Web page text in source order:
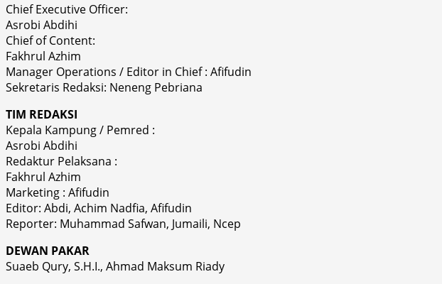
Chief Executive Officer:
Asrobi Abdihi
Chief of Content:
Fakhrul Azhim
Manager Operations / Editor in Chief : Afifudin
Sekretaris Redaksi: Neneng Pebriana
TIM REDAKSI
Kepala Kampung / Pemred :
Asrobi Abdihi
Redaktur Pelaksana :
Fakhrul Azhim
Marketing : Afifudin
Editor: Abdi, Achim Nadfia, Afifudin
Reporter: Muhammad Safwan, Jumaili, Ncep
DEWAN PAKAR
Suaeb Qury, S.H.I., Ahmad Maksum Riady